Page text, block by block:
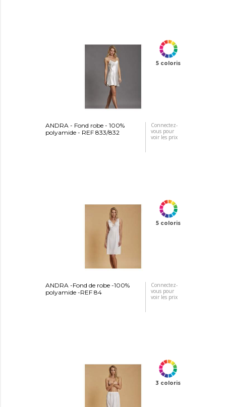
5 coloris
ANDRA - Fond robe - 100%
polyamide - REF 833/832
Connectez-
vous pour
voir les prix
5 coloris
ANDRA -Fond de robe -100%
polyamide -REF 84
Connectez-
vous pour
voir les prix
3 coloris